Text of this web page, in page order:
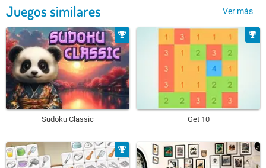
Juegos similares Ver más
Sudoku Classic Get 10